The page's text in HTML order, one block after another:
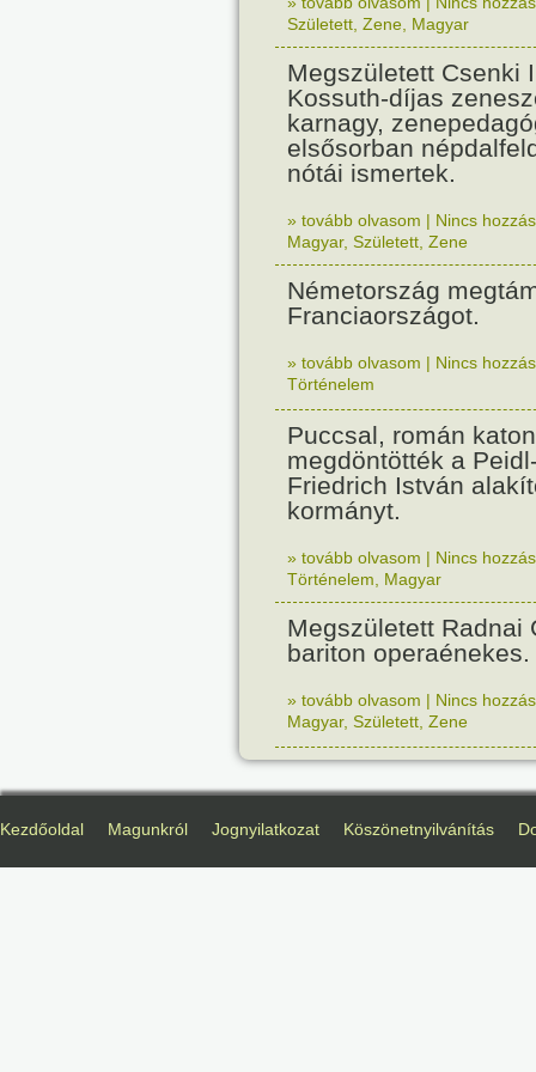
Született Zene Magyar
Megszületett Csenki
Kossuth-díjas
karnagy,
elsősorban
nótái ismertek.
» tovább olvasom | Nincs
Magyar, Született Zene
Németország
Franciaországot.
» tovább olvasom | Nincs
Történelem
Puccsal, román
megdöntötték a
Friedrich István
kormányt.
» tovább olvasom | Nincs
Történelem
Magyar
Megszületett Radnai
bariton operaénekes.
» tovább olvasom | Nincs
Magyar, Született Zene
Kezdőoldal Magunkról Jognyilatkozat Köszönetnyilvánítás